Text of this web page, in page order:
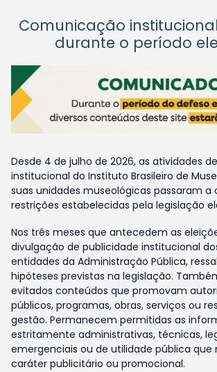
Comunicação institucional
durante o período
Desde 4 de julho de 2026, as atividades
institucional do Instituto Brasileiro de
suas unidades museológicas passaram a
restrições estabelecidas pela legislação
Nos três meses que antecedem as
divulgação de publicidade institucional
entidades da Administração Pública,
hipóteses previstas na legislação.
evitados conteúdos que promovam
públicos, programas, obras, serviços ou
gestão. Permanecem permitidas as
estritamente administrativas, técnicas,
emergenciais ou de utilidade pública que
caráter publicitário ou promocional.